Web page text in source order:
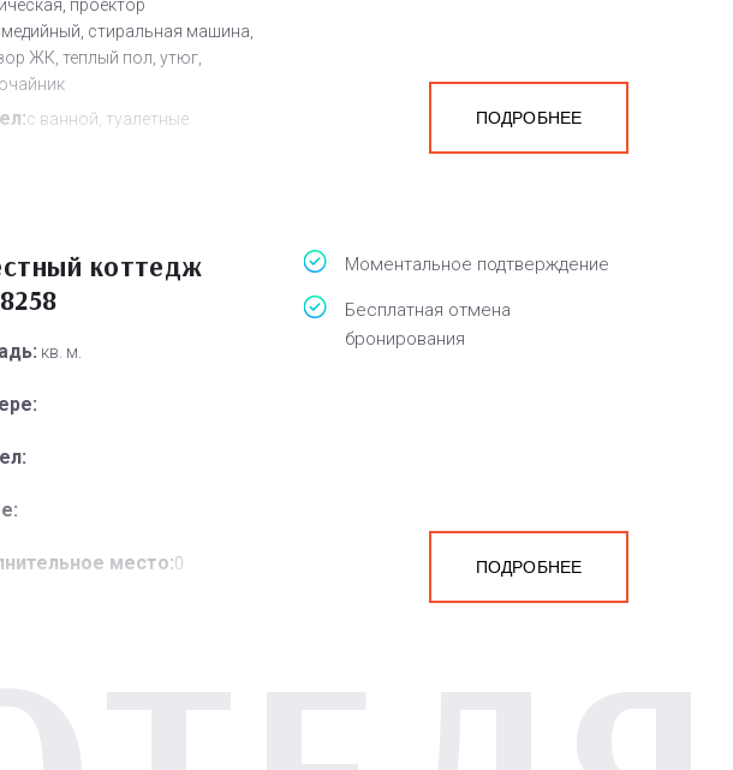
проектор
стиральная машина,
ЖК, теплый пол, утюг,
с ванной, туалетные
место:
ПОДРОБНЕЕ
коттедж
кв. м.
место:0
Моментальное подтверждение
Бесплатная отмена
бронирования
ПОДРОБНЕЕ